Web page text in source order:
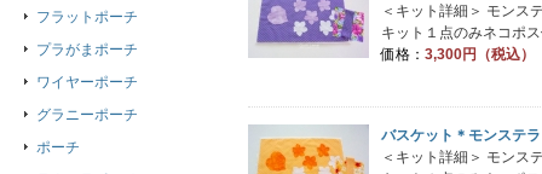
＜キット詳細＞ モンス
キット１点のみネコポ
価格： 3,300円（税込）
バスケット＊モンステ
＜キット詳細＞ モンス
フラットポーチ
プラがまポーチ
ワイヤーポーチ
グラニーポーチ
ポーチ